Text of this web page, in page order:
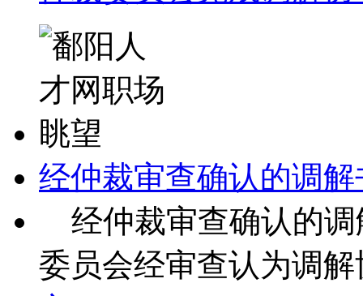
经仲裁审查确认的调
经仲裁审查确认的调
委员会经审查认为调